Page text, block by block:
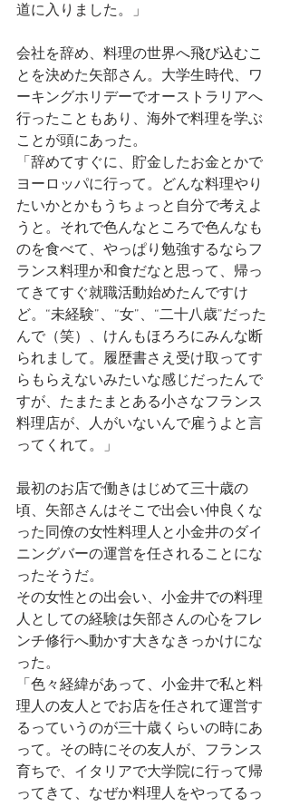
道に入りました。」
会社を辞め、料理の世界へ飛び込むこ
とを決めた矢部さん。大学生時代、ワ
ーキングホリデーでオーストラリアへ
行ったこともあり、海外で料理を学ぶ
ことが頭にあった。
「辞めてすぐに、貯金したお金とかで
ヨーロッパに行って。どんな料理やり
たいかとかもうちょっと自分で考えよ
うと。それで色んなところで色んなも
のを食べて、やっぱり勉強するならフ
ランス料理か和食だなと思って、帰っ
てきてすぐ就職活動始めたんですけ
ど。“未経験”、“女”、“二十八歳”だった
んで（笑）、けんもほろろにみんな断
られまして。履歴書さえ受け取ってす
らもらえないみたいな感じだったんで
すが、たまたまとある小さなフランス
料理店が、人がいないんで雇うよと言
ってくれて。」
最初のお店で働きはじめて三十歳の
頃、矢部さんはそこで出会い仲良くな
った同僚の女性料理人と小金井のダイ
ニングバーの運営を任されることにな
ったそうだ。
その女性との出会い、小金井での料理
人としての経験は矢部さんの心をフレ
ンチ修行へ動かす大きなきっかけにな
った。
「色々経緯があって、小金井で私と料
理人の友人とでお店を任されて運営す
るっていうのが三十歳くらいの時にあ
って。その時にその友人が、フランス
育ちで、イタリアで大学院に行って帰
ってきて、なぜか料理人をやってるっ